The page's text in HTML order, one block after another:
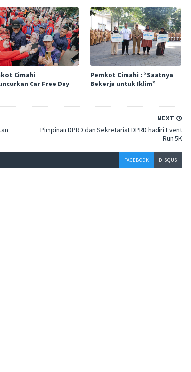
Cimahi
Car Free Day
Pemkot Cimahi : “Saatnya
Bekerja untuk Iklim”
NEXT
Pimpinan DPRD dan Sekretariat DPRD hadiri Event
Run 5K
FACEBOOK DISQUS